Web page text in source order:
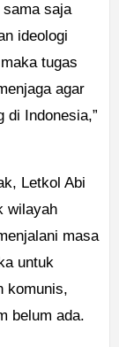
saja
ideologi
tugas
agar
di Indonesia,”
Letkol Abi
wilayah
masa
untuk
komunis,
belum ada.